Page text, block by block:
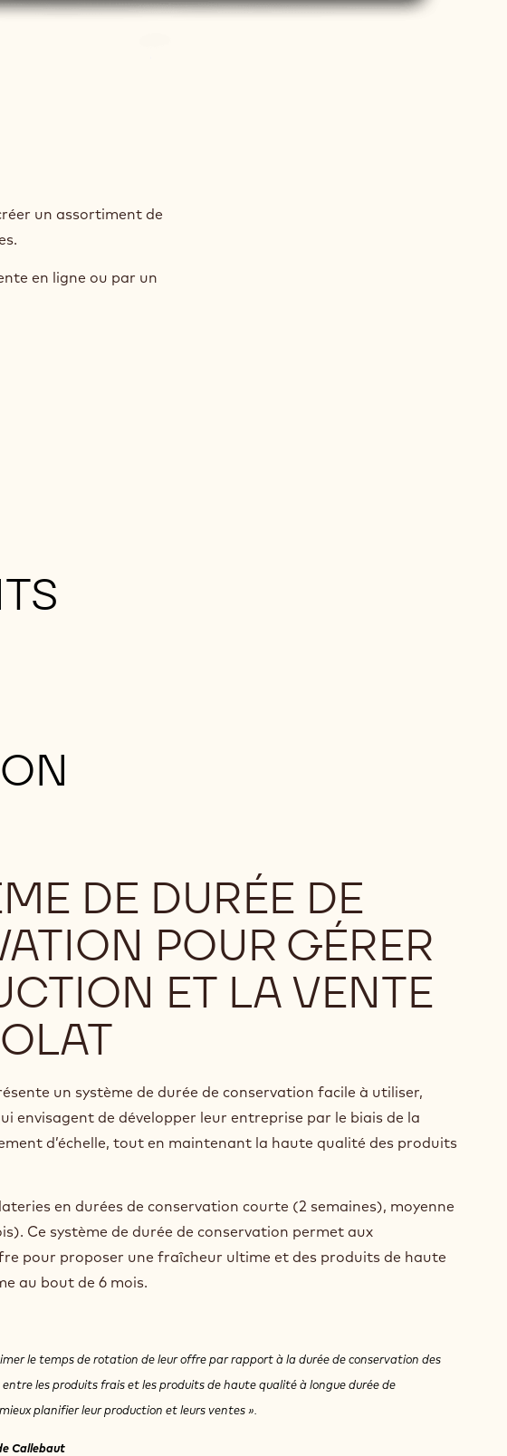
un assortiment de
en ligne ou par un
DE DURÉE DE
POUR GÉRER
ET LA VENTE
un système de durée de conservation facile à utiliser,
envisagent de développer leur entreprise par le biais de la
d’échelle, tout en maintenant la haute qualité des produits
en durées de conservation courte (2 semaines), moyenne
Ce système de durée de conservation permet aux
pour proposer une fraîcheur ultime et des produits de haute
au bout de 6 mois.
le temps de rotation de leur offre par rapport à la durée de conservation des
les produits frais et les produits de haute qualité à longue durée de
planifier leur production et leurs ventes ».
Callebaut